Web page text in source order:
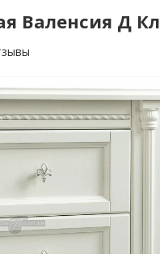
Валенсия Д